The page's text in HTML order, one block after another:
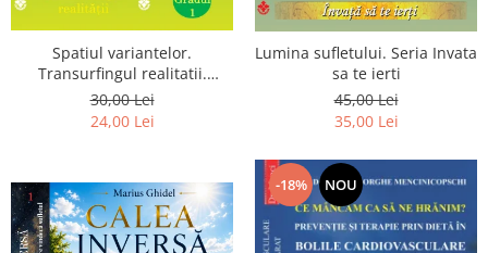
Spatiul variantelor.
Transurfingul realitatii.
Gradul 1. Cum sa ne
dezvoltam intuitia si sa ne
30,00 Lei
24,00 Lei
Lumina sufletului. Seria Invata
sa te ierti
45,00 Lei
35,00 Lei
-18% NOU